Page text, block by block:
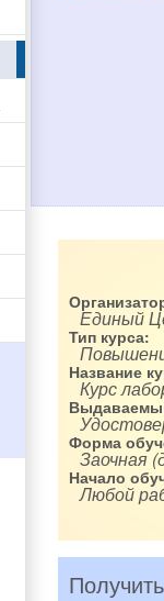
Единый
Тип курса:
Название
Курс
Форма
Заочная
Начало
Любой